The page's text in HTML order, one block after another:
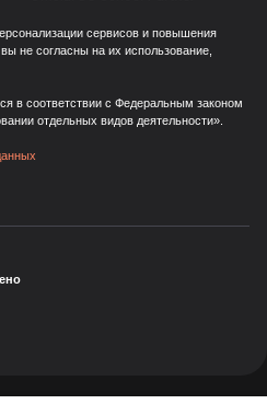
сервисов и повышения
не согласны на их использование,
в соответствии с Федеральным законом
отдельных видов деятельности».